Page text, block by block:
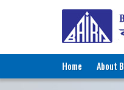
Home About